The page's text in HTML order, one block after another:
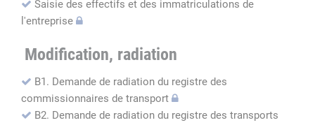
Saisie des effectifs et des immatriculations de
l'entreprise
Modification, radiation
B1. Demande de radiation du registre des
commissionnaires de transport
B2. Demande de radiation du registre des transports